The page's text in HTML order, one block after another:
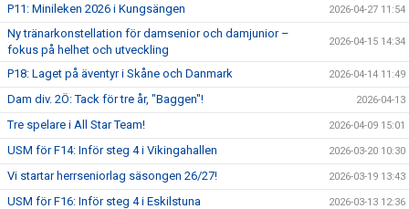
P11: Minileken 2026 i Kungsängen 2026-04-27 11:54
Ny tränarkonstellation för damsenior och damjunior –
fokus på helhet och utveckling
2026-04-15 14:34
P18: Laget på äventyr i Skåne och Danmark 2026-04-14 11:49
Dam div. 2Ö: Tack för tre år, "Baggen"! 2026-04-13
Tre spelare i All Star Team! 2026-04-09 15:01
USM för F14: Inför steg 4 i Vikingahallen 2026-03-20 10:30
Vi startar herrseniorlag säsongen 26/27! 2026-03-19 13:43
USM för F16: Inför steg 4 i Eskilstuna 2026-03-13 12:36